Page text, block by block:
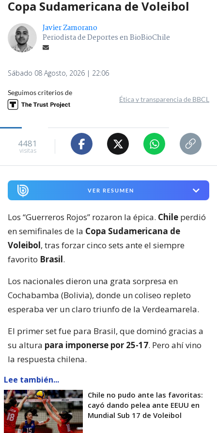
Copa Sudamericana de Voleibol
Javier Zamorano
Periodista de Deportes en BioBioChile
Sábado 08 Agosto, 2026 | 22:06
Seguimos criterios de
Ética y transparencia de BBCL
4481
visitas
VER RESUMEN
Los “Guerreros Rojos” rozaron la épica. Chile perdió
en semifinales de la Copa Sudamericana de
Voleibol, tras forzar cinco sets ante el siempre
favorito Brasil.
Los nacionales dieron una grata sorpresa en
Cochabamba (Bolivia), donde un coliseo repleto
esperaba ver un claro triunfo de la Verdeamarela.
El primer set fue para Brasil, que dominó gracias a
su altura para imponerse por 25-17. Pero ahí vino
la respuesta chilena.
Lee también...
Chile no pudo ante las favoritas:
cayó dando pelea ante EEUU en
Mundial Sub 17 de Voleibol